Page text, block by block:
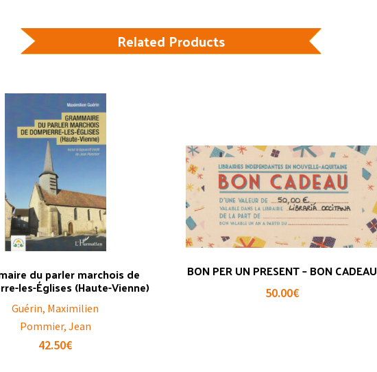
Related Products
du parler marchois de
les-Églises (Haute-Vienne)
Guérin, Maximilien
Pommier, Jean
42.50€
BON PER UN PRESENT – BON CADEAU
50.00€